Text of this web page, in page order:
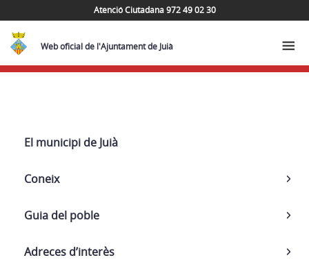
Atenció Ciutadana 972 49 02 30
Web oficial de l'Ajuntament de Juià
El municipi de Juià
Coneix
Guia del poble
Adreces d’interès